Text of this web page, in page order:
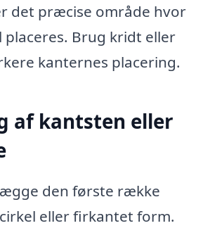
det præcise område hvor
placeres. Brug kridt eller
kanternes placering.
af kantsten eller
den første række
eller firkantet form.